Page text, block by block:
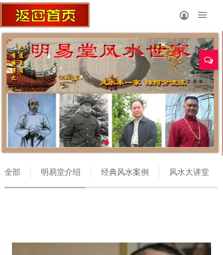
风水师丁立柏
全部 明易堂介绍 经典风水案例 风水大讲堂